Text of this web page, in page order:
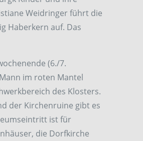
Weidringer führt die
Haberkern auf. Das
(6./7.
im roten Mantel
des Klosters.
der Kirchenruine gibt es
ist für
die Dorfkirche